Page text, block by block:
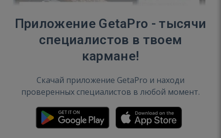
Приложение GetaPro - тысячи
специалистов в твоем
кармане!
Скачай приложение GetaPro и находи
проверенных специалистов в любой момент.